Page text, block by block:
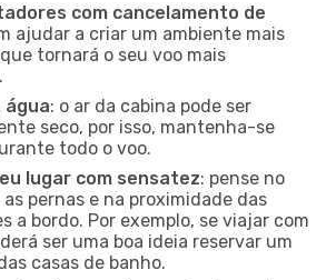
com cancelamento de
ajudar a criar um ambiente mais
tornará o seu voo mais
água: o ar da cabina pode ser
seco, por isso, mantenha-se
todo o voo.
lugar com sensatez: pense no
as pernas e na proximidade das
a bordo. Por exemplo, se viajar com
ser uma boa ideia reservar um
casas de banho.